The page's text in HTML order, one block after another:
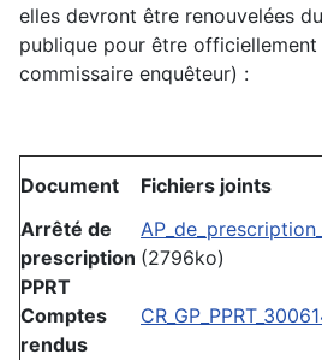
elles devront être renouvelées
publique pour être officiellement
commissaire enquêteur) :
Document Fichiers joints
Arrêté de
prescription
PPRT
(2796ko)
Comptes
rendus